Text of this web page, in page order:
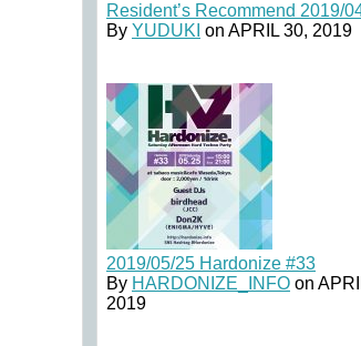
Resident’s Recommend 2019/
By YUDUKI on APRIL 30, 2019
2019/05/25 Hardonize #33
By HARDONIZE_INFO on
2019